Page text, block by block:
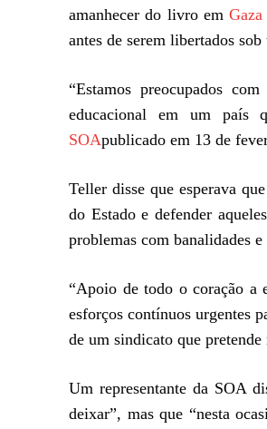
amanhecer do livro em Gaza
antes de serem libertados
“Estamos preocupados
educacional em um país
SOApublicado em 13 de
Teller disse que esperava
do Estado e defender
problemas com banalidades
“Apoio de todo o coração a
esforços contínuos urgentes
de um sindicato que
Um representante da SOA
deixar”, mas que “nesta